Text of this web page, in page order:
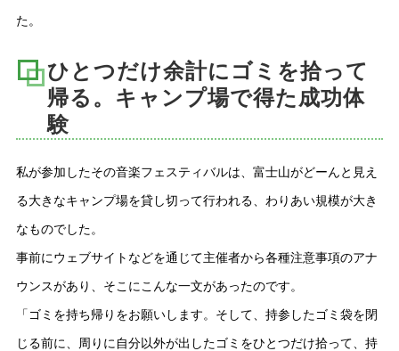
た。
ひとつだけ余計にゴミを拾って
帰る。キャンプ場で得た成功体
験
私が参加したその音楽フェスティバルは、富士山がどーんと見え
る大きなキャンプ場を貸し切って行われる、わりあい規模が大き
なものでした。
事前にウェブサイトなどを通じて主催者から各種注意事項のアナ
ウンスがあり、そこにこんな一文があったのです。
「ゴミを持ち帰りをお願いします。そして、持参したゴミ袋を閉
じる前に、周りに自分以外が出したゴミをひとつだけ拾って、持